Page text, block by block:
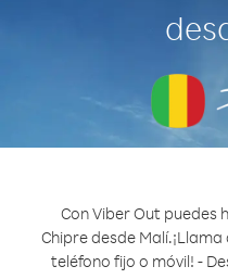
Con Viber Out puedes
Chipre desde Malí.
teléfono fijo o móvil! -